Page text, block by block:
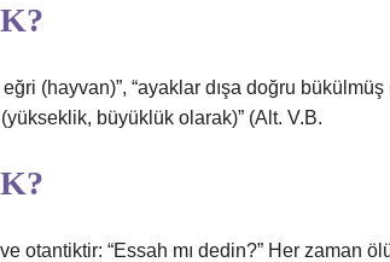
(hayvan)”, “ayaklar dışa doğru
(yükseklik, büyüklük olarak)” (Alt. V.B.
otantiktir: “Essah mı dedin?” Her zaman